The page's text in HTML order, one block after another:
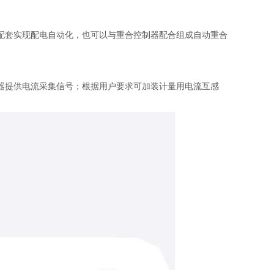
现配电自动化，也可以与重合控制器配合组成自动重合
供电流采集信号；根据用户要求可加装计量用电流互感